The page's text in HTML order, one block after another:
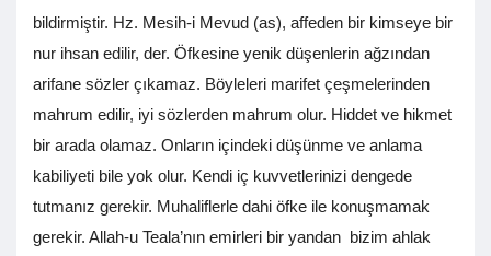
bildirmiştir. Hz. Mesih-i Mevud (as), affeden bir kimseye bir
nur ihsan edilir, der. Öfkesine yenik düşenlerin ağzından
arifane sözler çıkamaz. Böyleleri marifet çeşmelerinden
mahrum edilir, iyi sözlerden mahrum olur. Hiddet ve hikmet
bir arada olamaz. Onların içindeki düşünme ve anlama
kabiliyeti bile yok olur. Kendi iç kuvvetlerinizi dengede
tutmanız gerekir. Muhaliflerle dahi öfke ile konuşmamak
gerekir. Allah-u Teala’nın emirleri bir yandan bizim ahlak